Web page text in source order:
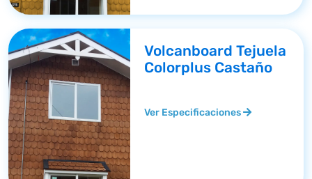
Volcanboard Tejuela
Colorplus Castaño
Ver Especificaciones